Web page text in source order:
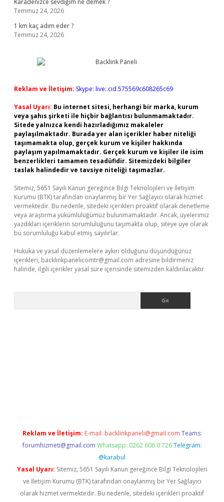
Karadenizce sevdiğim ne demek ?
Temmuz 24, 2026
1 km kaç adım eder ?
Temmuz 24, 2026
Reklam ve İletişim: Skype: live:.cid.575569c608265c69
Yasal Uyarı: Bu internet sitesi, herhangi bir marka, kurum
veya şahıs şirketi ile hiçbir bağlantısı bulunmamaktadır.
Sitede yalnızca kendi hazırladığımız makaleler
paylaşılmaktadır. Burada yer alan içerikler haber niteliği
taşımamakta olup, gerçek kurum ve kişiler hakkında
paylaşım yapılmamaktadır. Gerçek kurum ve kişiler ile isim
benzerlikleri tamamen tesadüfidir. Sitemizdeki bilgiler
taslak halindedir ve tavsiye niteliği taşımazlar.
Sitemiz, 5651 Sayılı Kanun gereğince Bilgi Teknolojileri ve İletişim
Kurumu (BTK) tarafından onaylanmış bir Yer Sağlayıcı olarak hizmet
vermektedir. Bu nedenle, sitedeki içerikleri proaktif olarak denetleme
veya araştırma yükümlülüğümüz bulunmamaktadır. Ancak, üyelerimiz
yazdıkları içeriklerin sorumluluğunu taşımakta olup, siteye üye olarak
bu sorumluluğu kabul etmiş sayılırlar.
Hukuka ve yasal düzenlemelere aykırı olduğunu düşündüğünüz
içerikleri, backlinkpanelicomtr@gmail.com adresine bildirmeniz
halinde, ilgili içerikler yasal süre içerisinde sitemizden kaldırılacaktır.
Reklam ve İletişim: E-mail: backlinkpaneli@gmail.com Teams:
forumhizmeti@gmail.com Whatsapp: 0262 606 0 726 Telegram:
@karabul
Yasal Uyarı: Sitemiz, 5651 Sayılı Kanun gereğince Bilgi Teknolojileri
ve İletişim Kurumu (BTK) tarafından onaylanmış bir Yer Sağlayıcı
olarak hizmet vermektedir. Bu nedenle, sitedeki içerikleri proaktif